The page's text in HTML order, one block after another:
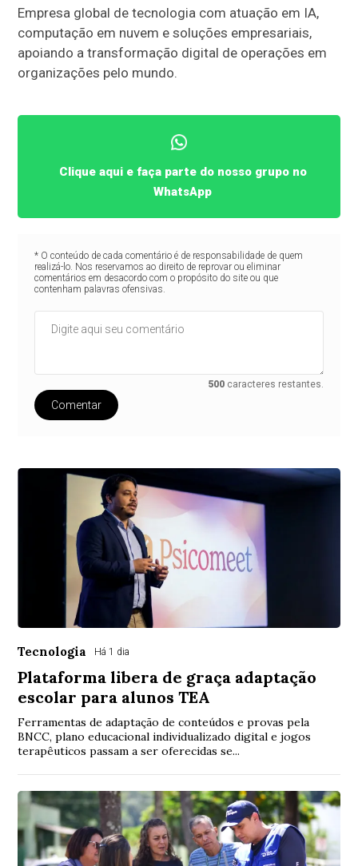
Empresa global de tecnologia com atuação em IA,
computação em nuvem e soluções empresariais,
apoiando a transformação digital de operações em
organizações pelo mundo.
Clique aqui e faça parte do nosso grupo no
WhatsApp
* O conteúdo de cada comentário é de responsabilidade de quem
realizá-lo. Nos reservamos ao direito de reprovar ou eliminar
comentários em desacordo com o propósito do site ou que
contenham palavras ofensivas.
500 caracteres restantes.
Comentar
Tecnologia Há 1 dia
Plataforma libera de graça adaptação
escolar para alunos TEA
Ferramentas de adaptação de conteúdos e provas pela
BNCC, plano educacional individualizado digital e jogos
terapêuticos passam a ser oferecidas se...